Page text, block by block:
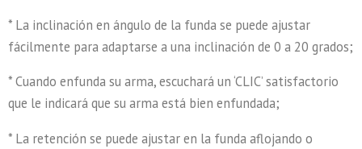
* La inclinación en ángulo de la funda se puede ajustar
fácilmente para adaptarse a una inclinación de 0 a 20 grados;
* Cuando enfunda su arma, escuchará un ‘CLIC’ satisfactorio
que le indicará que su arma está bien enfundada;
* La retención se puede ajustar en la funda aflojando o